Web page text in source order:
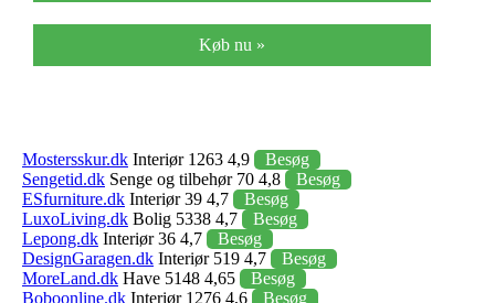
Køb nu »
Mostersskur.dk Interiør 1263 4,9
Besøg
Sengetid.dk Senge og tilbehør 70 4,8
Besøg
ESfurniture.dk Interiør 39 4,7
Besøg
LuxoLiving.dk Bolig 5338 4,7
Besøg
Lepong.dk Interiør 36 4,7
Besøg
DesignGaragen.dk Interiør 519 4,7
Besøg
MoreLand.dk Have 5148 4,65
Besøg
Boboonline.dk Interiør 1276 4,6
Besøg